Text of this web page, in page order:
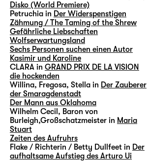
Disko (World Premiere)
Petruchia in Der Widerspenstigen
Zähmung / The Taming of the Shrew
Gefährliche Liebschaften
Wolfserwartungsland
Sechs Personen suchen einen Autor
Kasimir und Karoline
CLARA in GRAND PRIX DE LA VISION
die hockenden
Willina, Fregosa, Stella in Der Zauberer
der Smaragdenstadt
Der Mann aus Oklahoma
Wilhelm Cecil, Baron von
Burleigh,Großschatzmeister in Maria
Stuart
Zeiten des Aufruhrs
Flake / Richterin / Betty Dullfeet in Der
aufhaltsame Aufstieg des Arturo Ui